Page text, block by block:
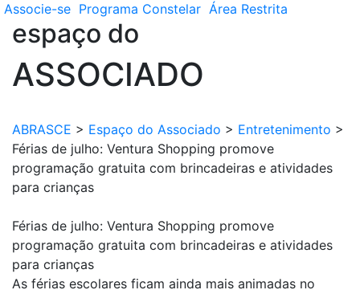
Associe-se Programa Constelar Área Restrita
espaço do
ASSOCIADO
ABRASCE > Espaço do Associado > Entretenimento >
Férias de julho: Ventura Shopping promove
programação gratuita com brincadeiras e atividades
para crianças
Férias de julho: Ventura Shopping promove
programação gratuita com brincadeiras e atividades
para crianças
As férias escolares ficam ainda mais animadas no